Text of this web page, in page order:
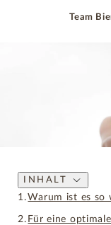
Team
INHALT
Warum ist es so
Für eine